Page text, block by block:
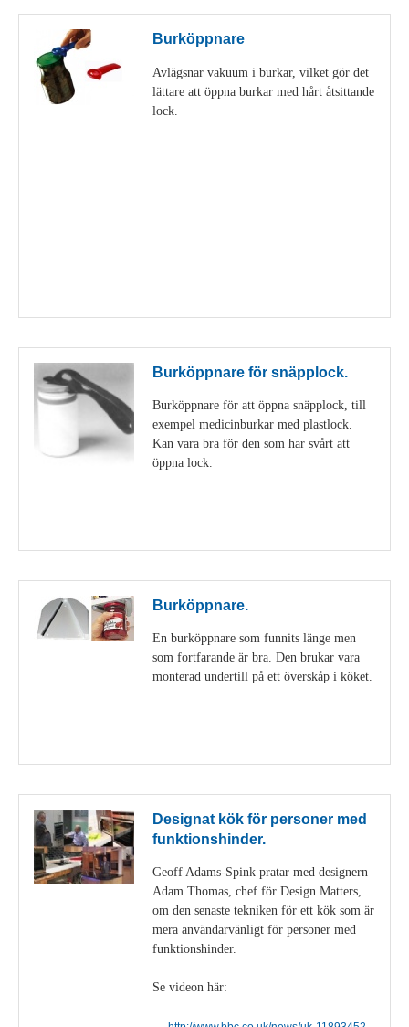
Burköppnare
Avlägsnar vakuum i burkar, vilket gör det
lättare att öppna burkar med hårt åtsittande
lock.
Burköppnare för snäpplock.
Burköppnare för att öppna snäpplock, till
exempel medicinburkar med plastlock.
Kan vara bra för den som har svårt att
öppna lock.
Burköppnare.
En burköppnare som funnits länge men
som fortfarande är bra. Den brukar vara
monterad undertill på ett överskåp i köket.
Designat kök för personer med
funktionshinder.
Geoff Adams-Spink pratar med designern
Adam Thomas, chef för Design Matters,
om den senaste tekniken för ett kök som är
mera användarvänligt för personer med
funktionshinder.
Se videon här: